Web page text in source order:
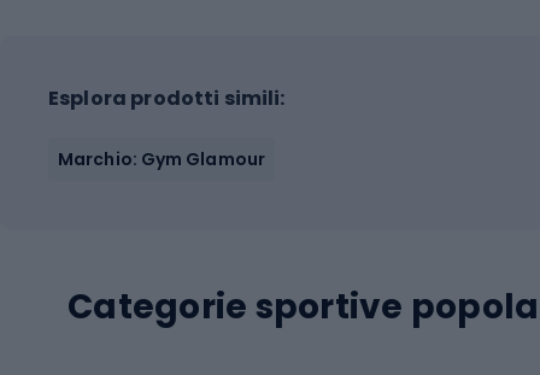
Esplora prodotti simili:
Marchio: Gym Glamour
Categorie sportive